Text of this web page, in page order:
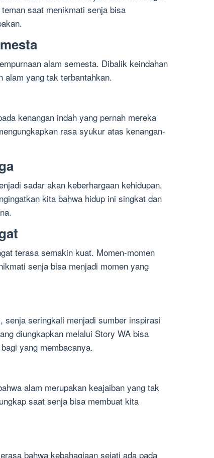
saat menikmati senja bisa
alam semesta. Dibalik keindahan
alam yang tak terbantahkan.
kenangan indah yang pernah mereka
rasa syukur atas kenangan-
sadar akan keberhargaan kehidupan.
kita bahwa hidup ini singkat dan
terasa semakin kuat. Momen-momen
senja bisa menjadi momen yang
senja seringkali menjadi sumber inspirasi
diungkapkan melalui Story WA bisa
yang membacanya.
alam merupakan keajaiban yang tak
saat senja bisa membuat kita
bahwa kebahagiaan sejati ada pada